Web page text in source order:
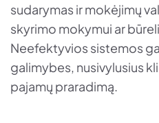
sudarymas ir mokėjimų
skyrimo mokymui ar
Neefektyvios sistemos
galimybes, nusivylusius
pajamų praradimą.